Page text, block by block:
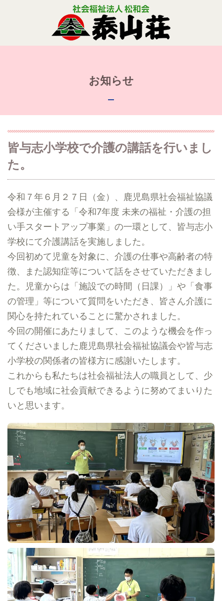
お知らせ
皆与志小学校で介護の講話を行いまし
た。
令和７年６月２７日（金）、鹿児島県社会福祉協議
会様が主催する「令和7年度 未来の福祉・介護の担
い手スタートアップ事業」の一環として、皆与志小
学校にて介護講話を実施しました。
今回初めて児童を対象に、介護の仕事や高齢者の特
徴、また認知症等について話をさせていただきまし
た。児童からは「施設での時間（日課）」や「食事
の管理」等について質問をいただき、皆さん介護に
関心を持たれていることに驚かされました。
今回の開催にあたりまして、このような機会を作っ
てくださいました鹿児島県社会福祉協議会や皆与志
小学校の関係者の皆様方に感謝いたします。
これからも私たちは社会福祉法人の職員として、少
しでも地域に社会貢献できるように努めてまいりた
いと思います。